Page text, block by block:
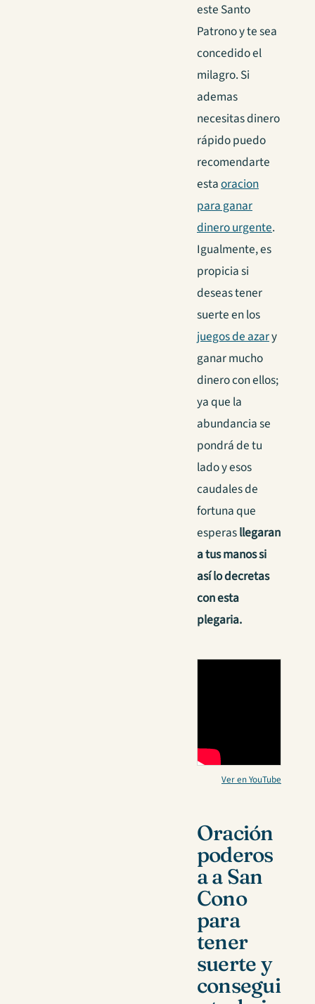
este Santo
Patrono y te sea
concedido el
milagro. Si
ademas
necesitas dinero
rápido puedo
recomendarte
estaoracion
para ganar
dinero urgente.
Igualmente, es
propicia si
deseas tener
suerte en los
juegos de azary
ganar mucho
dinero con ellos;
ya que la
abundancia se
pondrá de tu
lado y esos
caudales de
fortuna que
esperasllegaran
a tus manos si
así lo decretas
con esta
plegaria.
Ver en YouTube
Oración
poderos
a a San
Cono
para
tener
suerte y
consegui